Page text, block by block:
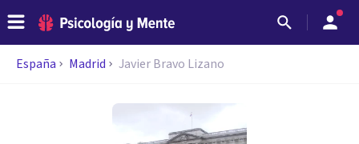
España Madrid Javier Bravo Lizano